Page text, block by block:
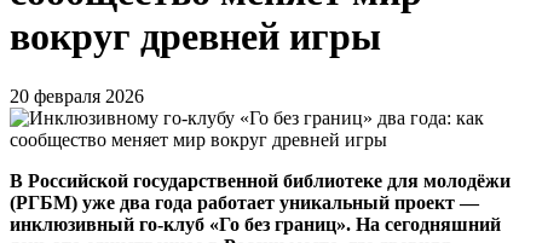
вокруг древней игры
20 февраля 2026
В Российской государственной библиотеке для молодёжи
(РГБМ) уже два года работает уникальный проект —
инклюзивный го-клуб «Го без границ». На сегодняшний